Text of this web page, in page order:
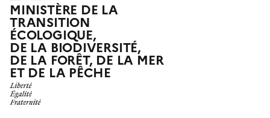
MINISTÈRE DE LA
TRANSITION
ÉCOLOGIQUE,
DE LA BIODIVERSITÉ,
DE LA FORÊT, DE LA MER
ET DE LA PÊCHE